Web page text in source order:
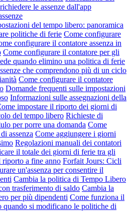
le assenze dall'app
del tempo libero: panoramica
politiche di ferie Come configurare
configurare il contatore assenza in
Come configurare il contatore per gli
quando elimino una politica di ferie
che comprendono più di un ciclo
Come configurare il contatore
Domande frequenti sulle impostazioni
Informazioni sulle assegnazioni della
impostare il riporto dei giorni di
del tempo libero Richieste di
per porre una domanda Come
assenza Come aggiungere i giorni
Regolazioni manuali dei contatori
il totale dei giorni di ferie tra gli
a fine anno Forfait Jours: Cicli
un'assenza per consentire il
Cambia la politica di Tempo Libero
trasferimento di saldo Cambia la
per più dipendenti Come funziona il
quando si modificano le politiche di